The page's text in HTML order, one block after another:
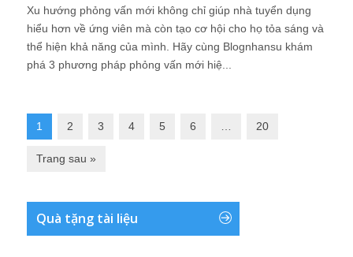
Xu hướng phỏng vấn mới không chỉ giúp nhà tuyển dụng
hiểu hơn về ứng viên mà còn tạo cơ hội cho họ tỏa sáng và
thể hiện khả năng của mình. Hãy cùng Blognhansu khám
phá 3 phương pháp phỏng vấn mới hiệ...
1 2 3 4 5 6 20
Trang sau »
Quà tặng tài liệu